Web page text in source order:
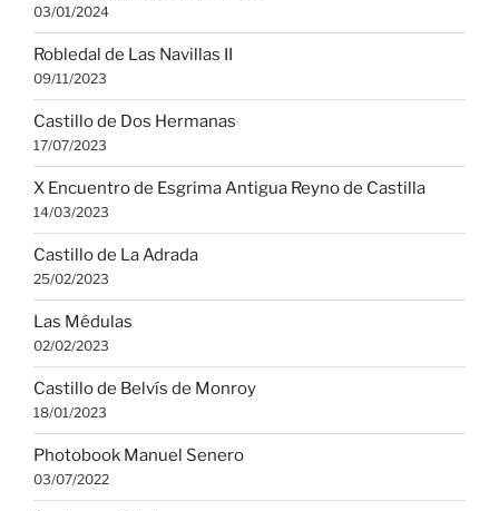
03/01/2024
Robledal de Las Navillas II
09/11/2023
Castillo de Dos Hermanas
17/07/2023
X Encuentro de Esgrima Antigua Reyno de Castilla
14/03/2023
Castillo de La Adrada
25/02/2023
Las Médulas
02/02/2023
Castillo de Belvís de Monroy
18/01/2023
Photobook Manuel Senero
03/07/2022